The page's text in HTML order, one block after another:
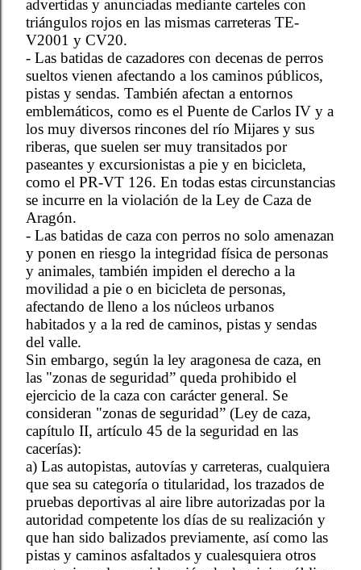
advertidas y anunciadas mediante carteles con
triángulos rojos en las mismas carreteras TE-
V2001 y CV20.
- Las batidas de cazadores con decenas de perros
sueltos vienen afectando a los caminos públicos,
pistas y sendas. También afectan a entornos
emblemáticos, como es el Puente de Carlos IV y a
los muy diversos rincones del río Mijares y sus
riberas, que suelen ser muy transitados por
paseantes y excursionistas a pie y en bicicleta,
como el PR-VT 126. En todas estas circunstancias
se incurre en la violación de la Ley de Caza de
Aragón.
- Las batidas de caza con perros no solo amenazan
y ponen en riesgo la integridad física de personas
y animales, también impiden el derecho a la
movilidad a pie o en bicicleta de personas,
afectando de lleno a los núcleos urbanos
habitados y a la red de caminos, pistas y sendas
del valle.
Sin embargo, según la ley aragonesa de caza, en
las "zonas de seguridad” queda prohibido el
ejercicio de la caza con carácter general. Se
consideran "zonas de seguridad” (Ley de caza,
capítulo II, artículo 45 de la seguridad en las
cacerías):
a) Las autopistas, autovías y carreteras, cualquiera
que sea su categoría o titularidad, los trazados de
pruebas deportivas al aire libre autorizadas por la
autoridad competente los días de su realización y
que han sido balizados previamente, así como las
pistas y caminos asfaltados y cualesquiera otros